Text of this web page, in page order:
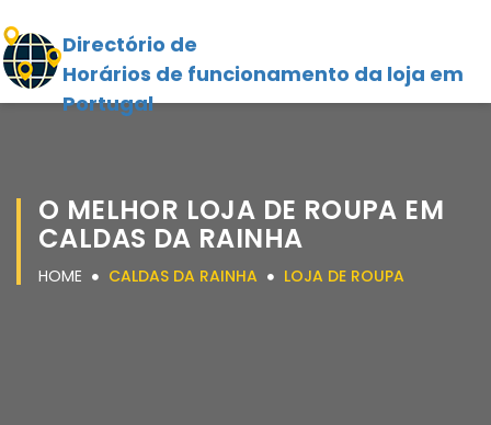
Directório de
Horários de funcionamento da loja em
Portugal
O MELHOR LOJA DE ROUPA EM
CALDAS DA RAINHA
HOME CALDAS DA RAINHA LOJA DE ROUPA